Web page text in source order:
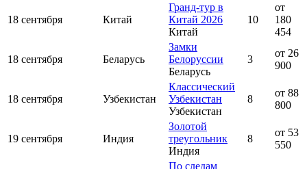
18 сентября Китай
Гранд-тур в
Китай 2026
Китай
10
от
180
454
18 сентября Беларусь
Замки
Белоруссии
Беларусь
3
от 26
900
18 сентября Узбекистан
Классический
Узбекистан
Узбекистан
8
от 88
800
19 сентября Индия
Золотой
треугольник
Индия
8
от 53
550
По следам